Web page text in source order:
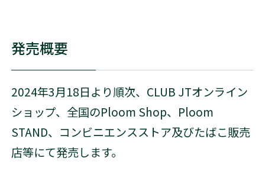
発売概要
2024年3月18日より順次、CLUB JTオンライン
ショップ、全国のPloom Shop、Ploom
STAND、コンビニエンスストア及びたばこ販売
店等にて発売します。